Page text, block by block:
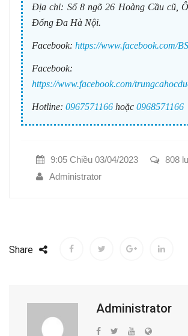
Địa chỉ: Số 8 ngõ 26 Hoàng Cầu cũ,
Đống Đa Hà Nội.
Facebook: https://www.facebook.com/
Facebook:
https://www.facebook.com/
Hotline: 0967571166 hoặc 0968571166
9:05 Chiều 03/04/2023
808
Administrator
Share
Administrator